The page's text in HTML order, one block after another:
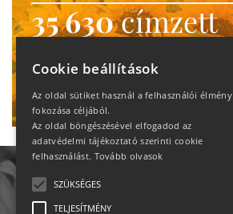
35 630címzett
heti motiváció
Ne maradj le!
Cookie beállítások
Az oldal sütiket használ a felhasználói élmény
fokozása céljából.
Az oldal böngészésével elfogadod az
adatvédelmi tájékoztató szerinti cookie
felhasználást. Tovább olvasok
SZÜKSÉGES
TELJESÍTMÉNY